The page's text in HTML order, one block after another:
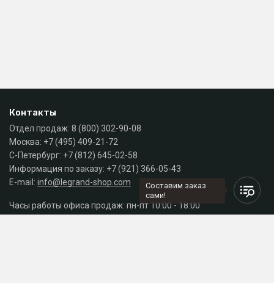
Контакты
Отдел продаж: 8 (800) 302-90-08
Москва: +7 (495) 409-21-72
С-Петербург: +7 (812) 645-02-58
Информация по заказу: +7 (921) 366-05-43
E-mail: info@legrand-shop.com
Часы работы офиса продаж: пн-пт 10:00 - 18:00
Составим заказ
сами!